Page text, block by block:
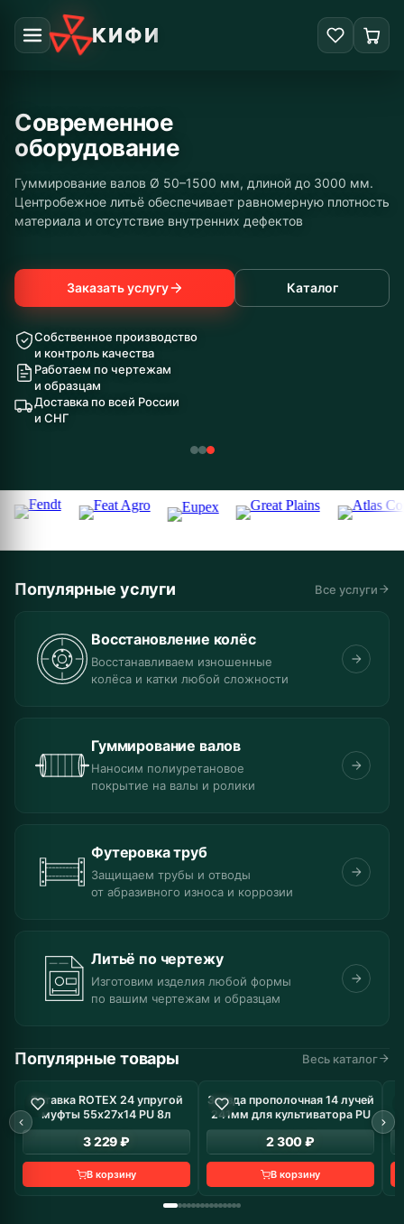
КИФИ
Современное
оборудование
Гуммирование валов Ø 50–1500 мм, длиной до 3000 мм.
Центробежное литьё обеспечивает равномерную плотность
материала и отсутствие внутренних дефектов
Заказать услугу Каталог
Собственное производство
и контроль качества
Работаем по чертежам
и образцам
Доставка по всей России
и СНГ
Популярные услуги Все услуги
Восстановление колёс
Восстанавливаем изношенные
колёса и катки любой сложности
Гуммирование валов
Наносим полиуретановое
покрытие на валы и ролики
Футеровка труб
Защищаем трубы и отводы
от абразивного износа и коррозии
Литьё по чертежу
Изготовим изделия любой формы
по вашим чертежам и образцам
Популярные товары Весь каталог
В наличие: 8 шт
Вставка ROTEX 24 упругой
муфты 55х27х14 PU 8л
3 229 ₽
В корзину
В наличие: 10 шт
Звезда прополочная 14 лучей
241мм для культиватора PU
2 300 ₽
В корзину